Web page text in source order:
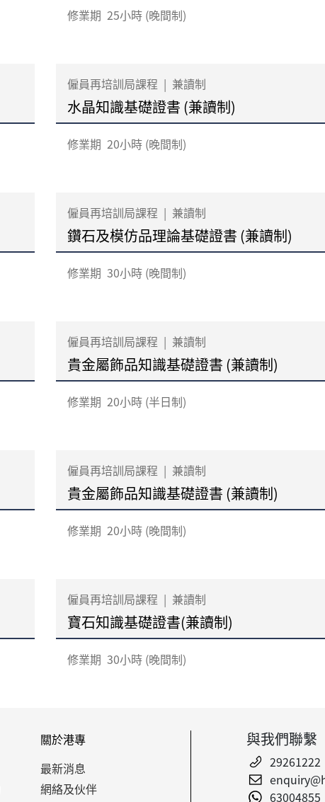
修業期 25小時 (晚間制)
僱員再培訓局課程 | 兼讀制
水晶知識基礎證書 (兼讀制)
修業期 20小時 (晚間制)
僱員再培訓局課程 | 兼讀制
鑽石及模仿品理論基礎證書 (兼讀制)
修業期 30小時 (晚間制)
僱員再培訓局課程 | 兼讀制
貴金屬飾品知識基礎證書 (兼讀制)
修業期 20小時 (半日制)
僱員再培訓局課程 | 兼讀制
貴金屬飾品知識基礎證書 (兼讀制)
修業期 20小時 (晚間制)
僱員再培訓局課程 | 兼讀制
寶石知識基礎證書(兼讀制)
修業期 30小時 (晚間制)
關於港專
最新消息
網絡及伙伴
與我們聯繫
29261222
63004855